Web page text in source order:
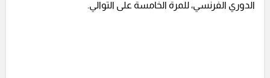
الدوري الفرنسي، للمرة الخامسة على التوالي.